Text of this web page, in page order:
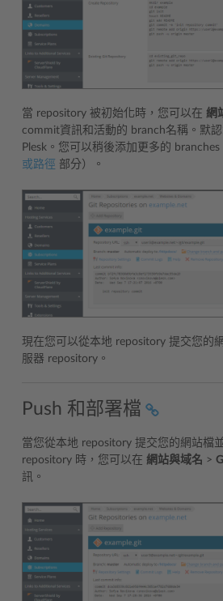
當 repository 被初始化時，您可以在 網
commit資訊和活動的 branch名稱。默
Plesk。您可以稍後添加更多的 branches
或路徑 部分）。
現在您可以從本地 repository 提交您的
服器 repository。
Push 和部署檔
當您從本地 repository 提交您的網站檔
repository 時，您可以在 網站與域名 >
訊。